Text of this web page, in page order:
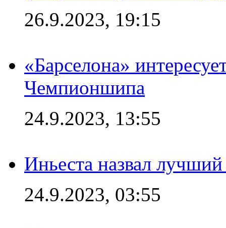
26.9.2023, 19:15
«Барселона»
Чемпионшипа
24.9.2023, 13:55
Иньеста назвал
24.9.2023, 03:55